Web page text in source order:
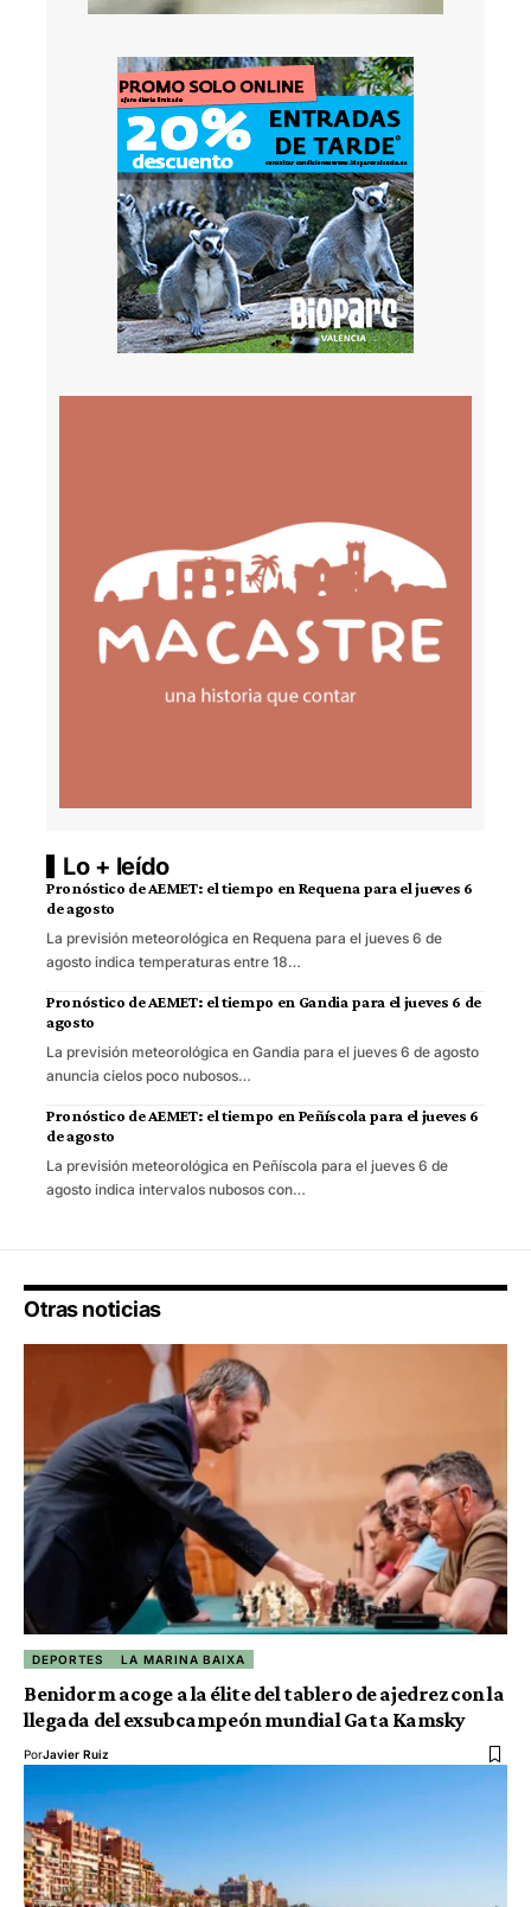
Lo + leído
Pronóstico de AEMET: el tiempo en Requena para el jueves 6
de agosto
La previsión meteorológica en Requena para el jueves 6 de
agosto indica temperaturas entre 18…
Pronóstico de AEMET: el tiempo en Gandia para el jueves 6 de
agosto
La previsión meteorológica en Gandia para el jueves 6 de agosto
anuncia cielos poco nubosos…
Pronóstico de AEMET: el tiempo en Peñíscola para el jueves 6
de agosto
La previsión meteorológica en Peñíscola para el jueves 6 de
agosto indica intervalos nubosos con…
Otras noticias
DEPORTES LA MARINA BAIXA
Benidorm acoge a la élite del tablero de ajedrez con la
llegada del exsubcampeón mundial Gata Kamsky
PorJavier Ruiz